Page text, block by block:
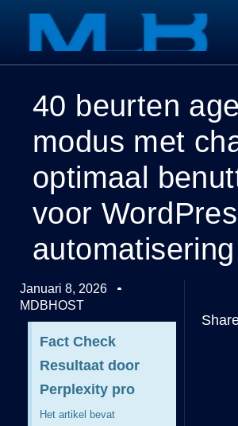
40 beurten
modus met
optimaal
voor
automatisering
Januari 8, 2026
MDBHOST
Fact Check
Resultaat door
Perplexity pro
Het artikel bevat